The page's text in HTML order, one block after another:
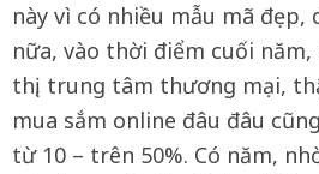
này vì có nhiều mẫu mã đẹp,
nữa, vào thời điểm cuối năm,
thị, trung tâm thương mại,
mua sắm online đâu đâu
từ 10 – trên 50%. Có năm,